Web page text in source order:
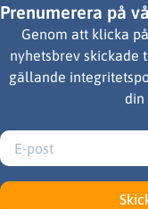
Prenumerera på
Genom att klicka
nyhetsbrev skickade
gällande
din